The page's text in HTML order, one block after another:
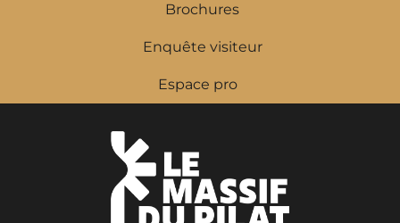
Brochures
Enquête visiteur
Espace pro